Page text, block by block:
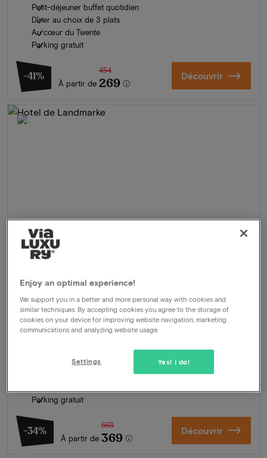
Petit-déjeuner buffet quotidien
Dîner au choix de 3 plats
Au cœur du Twente
Parking gratuit
-41%
À partir de
454
269 Découvrir
Ootmarsum, Pays-Bas
Mini-vacances au cœur de la campagne de Twente
Petit-déjeuner buffet quotidien
Parking gratuit
-34%
À partir de
563
369 Découvrir
Enjoy an optimal experience!
We support you in a better and more personal way with cookies and
similar techniques. By accepting cookies you agree to the storage of
cookies on your device for improving website navigation, marketing
communications and analyzing website usage.
Yes! I do!
Settings